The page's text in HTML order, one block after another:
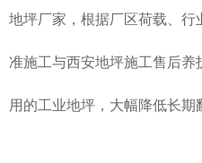
地坪厂家 ，根据厂区荷载、
准施工与西安地坪施工售后养
用的工业地坪，大幅降低长期